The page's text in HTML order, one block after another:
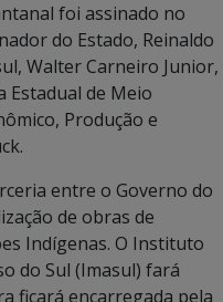
foi assinado no
do Estado, Reinaldo
Walter Carneiro Junior,
Estadual de Meio
Produção e
entre o Governo do
de obras de
Indígenas. O Instituto
do Sul (Imasul) fará
ficará encarregada pela